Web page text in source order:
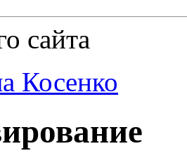
сайта
Косенко